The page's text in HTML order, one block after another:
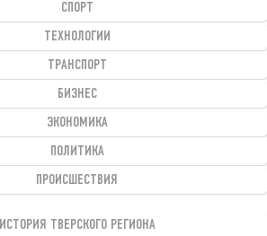
СПОРТ
ТЕХНОЛОГИИ
ТРАНСПОРТ
БИЗНЕС
ЭКОНОМИКА
ПОЛИТИКА
ПРОИСШЕСТВИЯ
ИСТОРИЯ ТВЕРСКОГО РЕГИОНА